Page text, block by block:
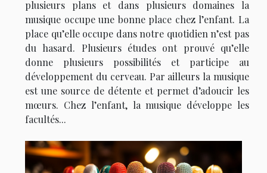
plusieurs plans et dans plusieurs domaines la
musique occupe une bonne place chez l’enfant. La
place qu’elle occupe dans notre quotidien n’est pas
du hasard. Plusieurs études ont prouvé qu’elle
donne plusieurs possibilités et participe au
développement du cerveau. Par ailleurs la musique
est une source de détente et permet d’adoucir les
mœurs. Chez l’enfant, la musique développe les
facultés...